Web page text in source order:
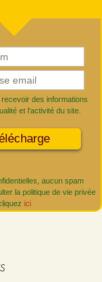
des informations
et l'activité du site.
aucun spam
la politique de vie privée
ici